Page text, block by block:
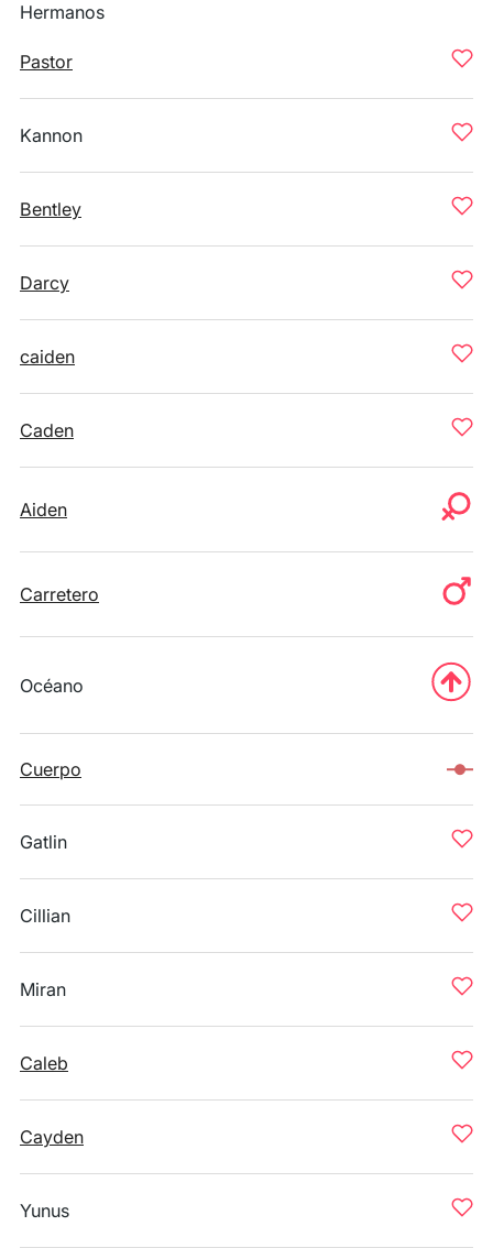
Hermanos
Pastor
Kannon
Bentley
Darcy
caiden
Caden
Aiden
Carretero
Océano
Cuerpo
Gatlin
Cillian
Miran
Caleb
Cayden
Yunus